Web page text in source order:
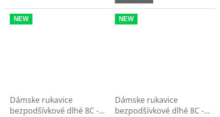
NEW
Dámske rukavice
bezpodšívkové dlhé 8C -
NEW
Dámske rukavice
bezpodšívkové dlhé 8C -